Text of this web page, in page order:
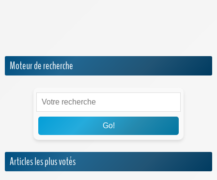
Moteur de recherche
Go!
Articles les plus votés